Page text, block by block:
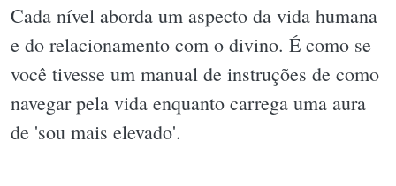
Cada nível aborda um aspecto da vida humana
e do relacionamento com o divino. É como se
você tivesse um manual de instruções de como
navegar pela vida enquanto carrega uma aura
de 'sou mais elevado'.